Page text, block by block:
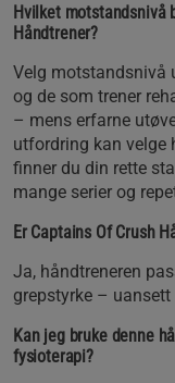
Hvilket motstandsnivå
Håndtrener?
Velg motstandsnivå
og de som trener
– mens erfarne
utfordring kan velge
finner du din rette
mange serier og
Er Captains Of Crush
Ja, håndtreneren
grepstyrke –
Kan jeg bruke denne
fysioterapi?